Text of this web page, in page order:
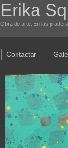
Erika
Obra de arte: En las
Contactar